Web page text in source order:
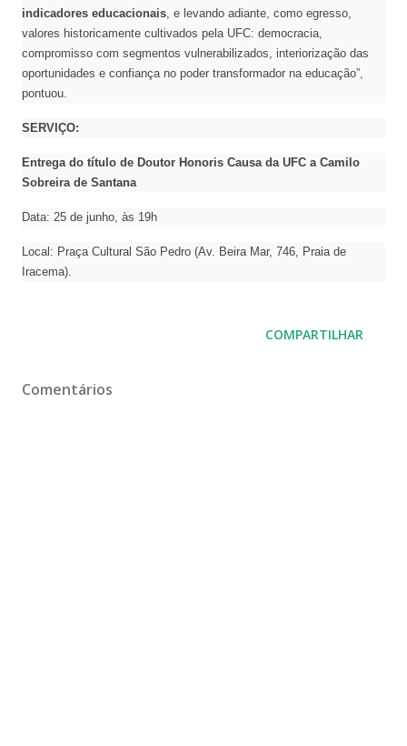
indicadores educacionais , e levando adiante, como egresso,
valores historicamente cultivados pela UFC: democracia,
compromisso com segmentos vulnerabilizados, interiorização das
oportunidades e confiança no poder transformador na educação”,
pontuou.
SERVIÇO:
Entrega do título de Doutor Honoris Causa da UFC a Camilo
Sobreira de Santana
Data: 25 de junho, às 19h
Local: Praça Cultural São Pedro (Av. Beira Mar, 746, Praia de
Iracema).
COMPARTILHAR
Comentários